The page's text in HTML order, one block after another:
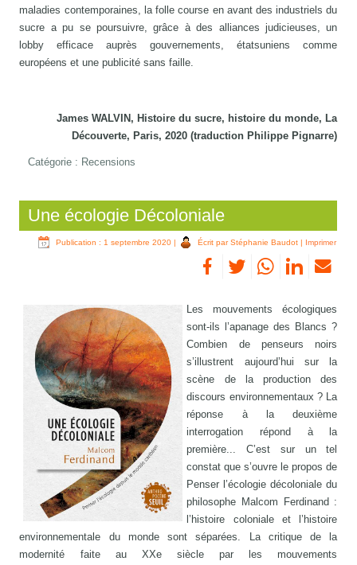
maladies contemporaines, la folle course en avant des industriels du
sucre a pu se poursuivre, grâce à des alliances judicieuses, un
lobby efficace auprès gouvernements, étatsuniens comme
européens et une publicité sans faille.
James WALVIN, Histoire du sucre, histoire du monde, La
Découverte, Paris, 2020 (traduction Philippe Pignarre)
Catégorie : Recensions
Une écologie Décoloniale
Publication : 1 septembre 2020 | Écrit par Stéphanie Baudot | Imprimer
Les mouvements écologiques
sont-ils l’apanage des Blancs ?
Combien de penseurs noirs
s’illustrent aujourd’hui sur la
scène de la production des
discours environnementaux ? La
réponse à la deuxième
interrogation répond à la
première... C’est sur un tel
constat que s’ouvre le propos de
Penser l’écologie décoloniale du
philosophe Malcom Ferdinand :
l’histoire coloniale et l’histoire
environnementale du monde sont séparées. La critique de la
modernité faite au XXe siècle par les mouvements